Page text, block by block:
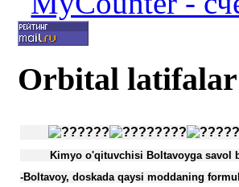
Orbital
Kimyo o'qituvchisi Boltavoyga savol
-Boltavoy, doskada qaysi moddaning